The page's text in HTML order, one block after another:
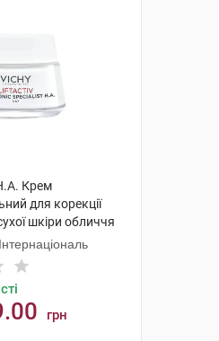
Крем
для корекції
шкіри обличчя
грн